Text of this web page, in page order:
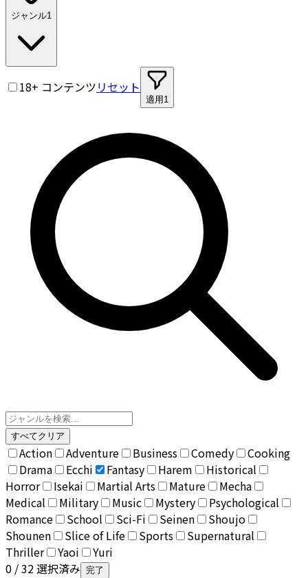
ジャンル1
18+ コンテンツリセット
適用 1
すべてクリア
Action Adventure Business Comedy
Cooking
Drama
Ecchi Fantasy Harem
Historical
Horror
Isekai Martial Arts Mature
Mecha
Medical
Military Music Mystery
Psychological
Romance
School Sci-Fi Seinen
Shoujo
Shounen
Slice of Life Sports
Supernatural
Thriller
Yaoi
Yuri
0 / 32 選択済み 完了